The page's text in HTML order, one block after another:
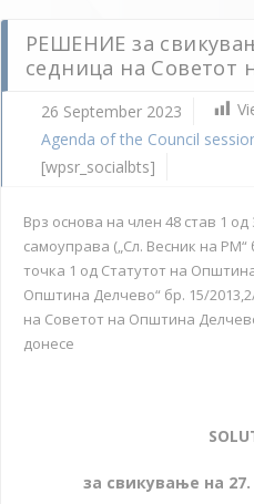
РЕШЕНИЕ за
седница на Советот
26 September 2023
Agenda of the Council
[wpsr_socialbts]
Врз основа на член 48 став 1
самоуправа („Сл. Весник на РМ“
точка 1 од Статутот на
Општина Делчево“ бр. 15/
на Советот на Општина
донесe
за свикување на